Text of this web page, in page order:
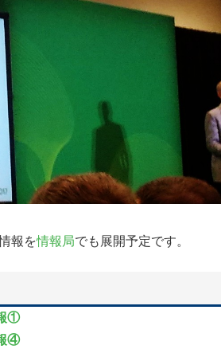
報を情報局でも展開予定です。
①
④